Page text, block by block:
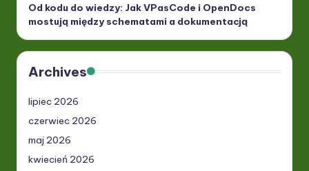
Od kodu do wiedzy: Jak VPasCode i OpenDocs
mostują między schematami a dokumentacją
Archives
lipiec 2026
czerwiec 2026
maj 2026
kwiecień 2026